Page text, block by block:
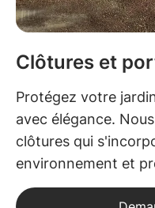
Clôtures et
Protégez votre
avec élégance.
clôtures qui
environnement et